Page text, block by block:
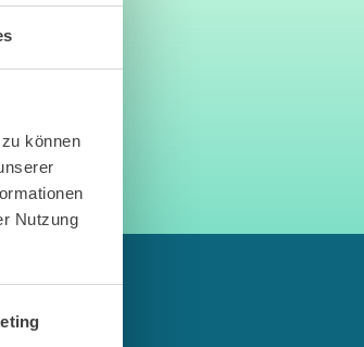
können
Nutzung
diese